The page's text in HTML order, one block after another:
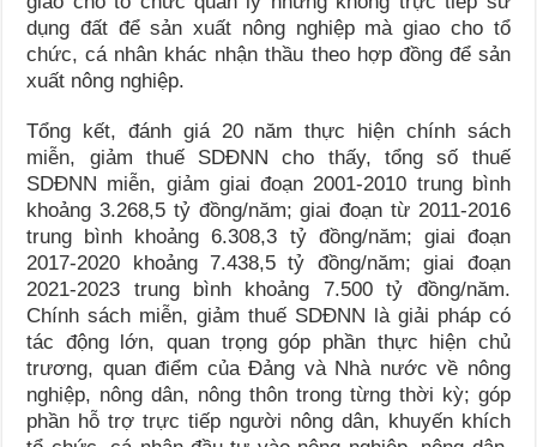
dụng đất để sản xuất nông nghiệp mà giao cho tổ
chức, cá nhân khác nhận thầu theo hợp đồng để sản
xuất nông nghiệp.
Tổng kết, đánh giá 20 năm thực hiện chính sách
miễn, giảm thuế SDĐNN cho thấy, tổng số thuế
SDĐNN miễn, giảm giai đoạn 2001-2010 trung bình
khoảng 3.268,5 tỷ đồng/năm; giai đoạn từ 2011-2016
trung bình khoảng 6.308,3 tỷ đồng/năm; giai đoạn
2017-2020 khoảng 7.438,5 tỷ đồng/năm; giai đoạn
2021-2023 trung bình khoảng 7.500 tỷ đồng/năm.
Chính sách miễn, giảm thuế SDĐNN là giải pháp có
tác động lớn, quan trọng góp phần thực hiện chủ
trương, quan điểm của Đảng và Nhà nước về nông
nghiệp, nông dân, nông thôn trong từng thời kỳ; góp
phần hỗ trợ trực tiếp người nông dân, khuyến khích